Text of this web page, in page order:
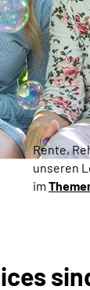
Rente,
unseren
im